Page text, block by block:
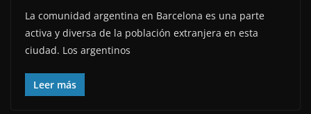
La comunidad argentina en Barcelona es una parte
activa y diversa de la población extranjera en esta
ciudad. Los argentinos
Leer más